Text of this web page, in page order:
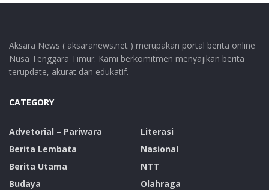
Aksara News ( aksaranews.net ) merupakan portal berita online
Nusa Tenggara Timur. Kami berkomitmen menyajikan berita
terupdate, akurat dan edukatif.
CATEGORY
Advetorial – Pariwara
Berita Lembata
Berita Utama
Budaya
Literasi
Nasional
NTT
Olahraga